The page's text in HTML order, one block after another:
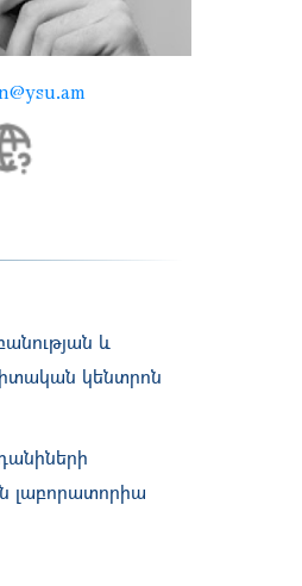
և
կենտրոն
լաբորատորիա